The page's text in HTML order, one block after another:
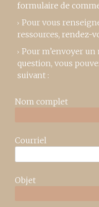
formulaire de
Pour vous
ressources, rendez-
Pour m’envoyer un
question, vous
suivant :
Nom complet
Courriel
Objet